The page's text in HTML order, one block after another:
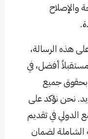
والإصلاح
هذه الرسالة،
أفضل، في
بحقوق جميع
نحن نؤكد على
الدولي في تقديم
الشاملة لضمان